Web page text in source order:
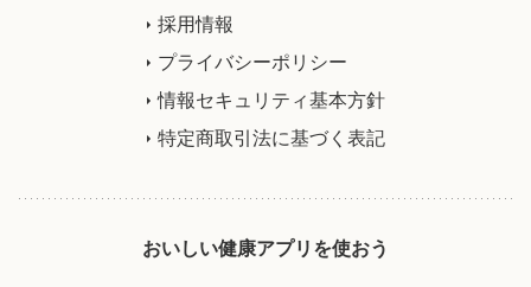
採用情報
プライバシーポリシー
情報セキュリティ基本方針
特定商取引法に基づく表記
おいしい健康アプリを使おう